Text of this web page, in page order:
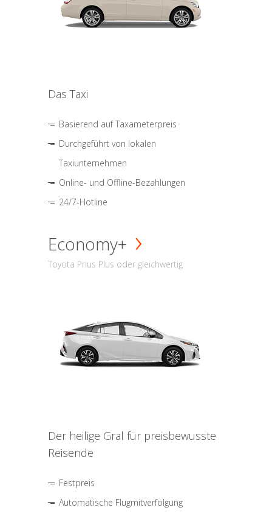
Das Taxi
Basierend auf Taxameterpreis
Durchgeführt von lokalen
Taxiunternehmen
Online- und Offline-Bezahlungen
24/7-Hotline
Economy+
Toyota Prius Plus oder gleichwertig
Der heilige Gral für preisbewusste
Reisende
Festpreis
Automatische Flugmitverfolgung